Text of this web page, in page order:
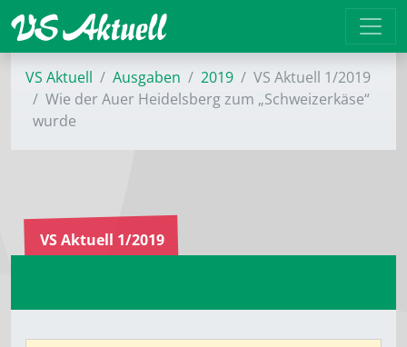
VS Aktuell Ausgaben 2019
VS Aktuell 1/2019
Wie der Auer Heidelsberg zum „Schweizerkäse“
wurde
VS Aktuell 1/2019